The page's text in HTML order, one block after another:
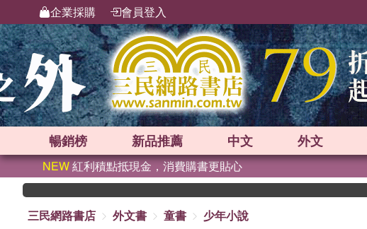
企業採購 會員登入
暢銷榜 新品推薦 中文 外文
NEW紅利積點抵現金，消費購書更貼心
三民網路書店
外文書 童書 少年小說